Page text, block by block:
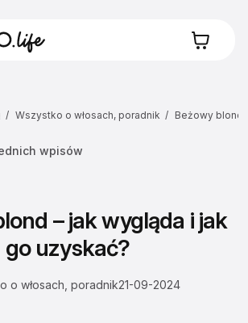
Wszystko o włosach, poradnik Beżowy blond
wpisów
– jak wygląda i jak
go uzyskać?
o włosach, poradnik21-09-2024